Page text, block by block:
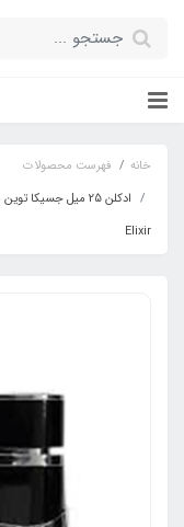
خانه
فهرست محصولات
Elixir